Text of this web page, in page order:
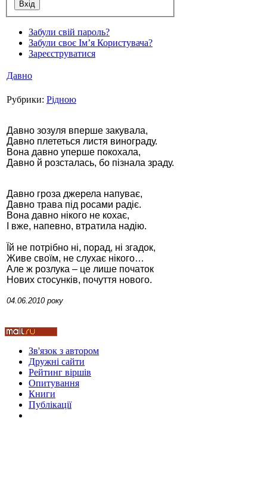
Стамбул 2010
Стамбул 2010
Стамбул 2010
Стамбул 2010
Забули свій пароль?
Забули своє Ім’я Користувача?
Зареєструватися
Давно
Рубрики: Рідною
Давно зозуля вперше закувала,
Давно плететься листя винограду.
Вона давно уперше покохала,
Давно й розсталась, бо пізнала зраду.
Давно гроза джерела напуває,
Давно трава під росами радіє.
Вона давно нікого не кохає,
І вже, напевно, втратила надію.
Їй не потрібно ні, порад, ні згадок,
Живе своїм, не слухає нікого…
Але ж розлука – це лише початок
Нових стосунків, почуття нового.
04.06.2010 року
Зв'язок з автором
Дружні cайти
Рейтинг віршів
Опитування
Книги
Публікації